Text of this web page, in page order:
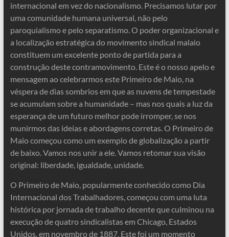
internacional em vez do nacionalismo. Precisamos lutar por
uma comunidade humana universal, não pelo
paroquialismo e pelo separatismo. O poder organizacional e
a localização estratégica do movimento sindical malaio
constituem um excelente ponto de partida para a
construção deste contramovimento. Este é o nosso apelo e
mensagem ao celebrarmos este Primeiro de Maio, na
véspera de dias sombrios em que as nuvens de tempestade
se acumulam sobre a humanidade – mas nos quais a luz da
esperança de um futuro melhor pode irromper, se nos
munirmos das ideias e abordagens corretas. O Primeiro de
Maio começou como um exemplo de globalização a partir
de baixo. Vamos nos unir a ele. Vamos retomar sua visão
original: liberdade, igualdade, unidade.
O Primeiro de Maio, popularmente conhecido como Dia
Internacional dos Trabalhadores, começou com uma luta
histórica por jornada de trabalho decente que culminou na
execução de quatro sindicalistas em Chicago, Estados
Unidos, em novembro de 1887. Este foi um momento